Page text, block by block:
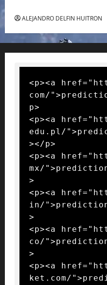
ALEJANDRO DELFIN HUITRON
<p><a
com/
p>
<p><a
edu.pl/
></p>
<p><a
mx/
>
<p><a
in/
>
<p><a
co/
>
<p><a
ket.com/